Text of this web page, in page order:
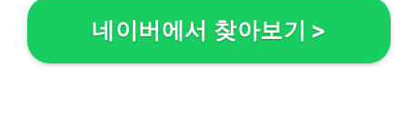
네이버에서 찾아보기 >